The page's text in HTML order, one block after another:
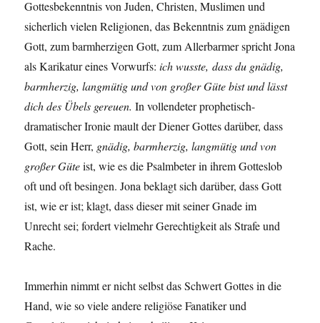
Gottesbekenntnis von Juden, Christen, Muslimen und
sicherlich vielen Religionen, das Bekenntnis zum gnädigen
Gott, zum barmherzigen Gott, zum Allerbarmer spricht Jona
als Karikatur eines Vorwurfs:ich wusste,dass du gnädig,
barmherzig, langmütig und von großer Güte bist und lässt
dich des Übels gereuen.In vollendeter prophetisch-
dramatischer Ironie mault der Diener Gottes darüber, dass
Gott, sein Herr, gnädig, barmherzig, langmütig und von
großer Güteist, wie es die Psalmbeter in ihrem Gotteslob
oft und oft besingen. Jona beklagt sich darüber, dass Gott
ist, wie er ist; klagt, dass dieser mit seiner Gnade im
Unrecht sei; fordert vielmehr Gerechtigkeit als Strafe und
Rache.
Immerhin nimmt er nicht selbst das Schwert Gottes in die
Hand, wie so viele andere religiöse Fanatiker und